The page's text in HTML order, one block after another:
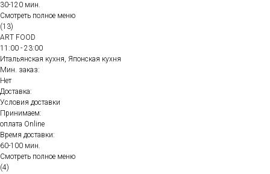
30-120 мин.
Смотреть полное меню
(13)
ART FOOD
11:00 - 23:00
Итальянская кухня, Японская кухня
Мин. заказ:
Нет
Доставка:
Условия доставки
Принимаем:
оплата Online
Время доставки:
60-100 мин.
Смотреть полное меню
(4)